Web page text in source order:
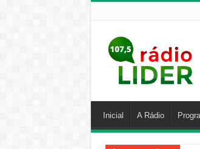
Inicial A Rádio